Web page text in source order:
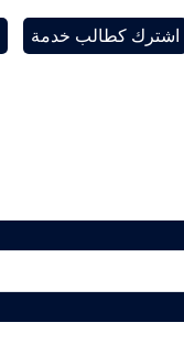
اشترك كطالب خدمة